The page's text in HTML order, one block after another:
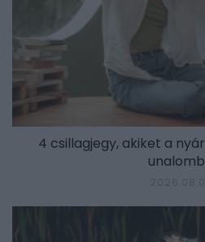
4 csillagjegy, akiket a